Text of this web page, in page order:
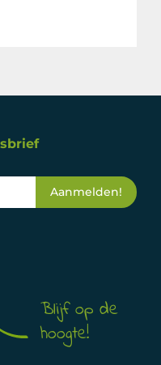
Blijf op de
hoogte!